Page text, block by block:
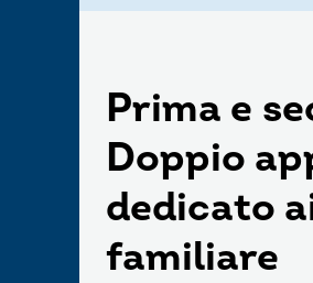
Prima e
Doppio
dedicato
familiare